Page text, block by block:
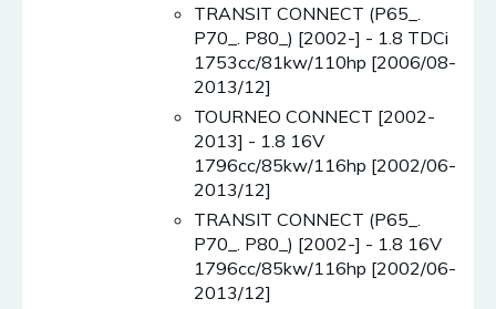
TRANSIT CONNECT (P65_.
P70_. P80_) [2002-] - 1.8 TDCi
1753cc/81kw/110hp [2006/08-
2013/12]
TOURNEO CONNECT [2002-
2013] - 1.8 16V
1796cc/85kw/116hp [2002/06-
2013/12]
TRANSIT CONNECT (P65_.
P70_. P80_) [2002-] - 1.8 16V
1796cc/85kw/116hp [2002/06-
2013/12]